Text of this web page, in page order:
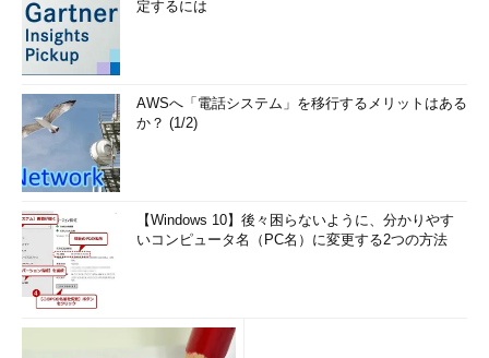
は、パブリックなエンドポイントについては開発中となっている
ので、今後、パブリックエンドポイント経由での接続がオプショ
ンとして提供される可能性があります）。
●2019年4月12日追記
パブリックエンドポイントを有効にする機能が利用可能にな
りました。既定では無効になっていますが、「
endpoint for SQL Database Managed Instance is available
as of today
」で解説されている対応を行うことで、パブリッ
クIP経由でのアクセスが可能になります。
Instanceを配置している仮想ネットワークにアクセス可能な環境
定するには
AWSへ「電話システム」を移行するメリットはある
か？ (1/2)
【Windows 10】後々困らないように、分かりやす
いコンピュータ名（PC名）に変更する2つの方法